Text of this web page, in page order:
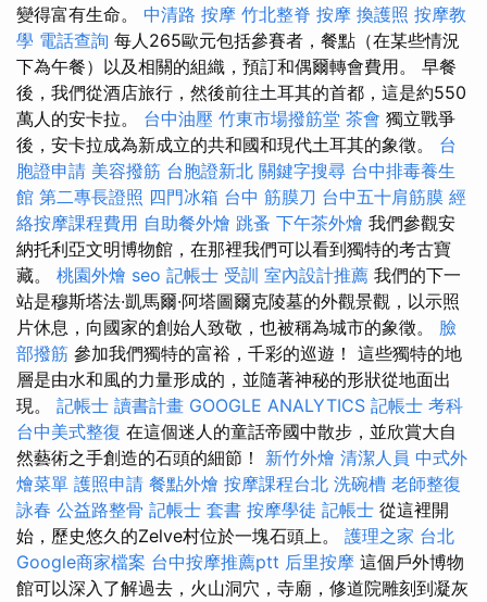
變得富有生命。 中清路 按摩 竹北整脊 按摩 換護照 按摩教
學 電話查詢 每人265歐元包括參賽者，餐點（在某些情況
下為午餐）以及相關的組織，預訂和偶爾轉會費用。 早餐
後，我們從酒店旅行，然後前往土耳其的首都，這是約550
萬人的安卡拉。 台中油壓 竹東市場撥筋堂 茶會 獨立戰爭
後，安卡拉成為新成立的共和國和現代土耳其的象徵。 台
胞證申請 美容撥筋 台胞證新北 關鍵字搜尋 台中排毒養生
館 第二專長證照 四門冰箱 台中 筋膜刀 台中五十肩筋膜 經
絡按摩課程費用 自助餐外燴 跳蚤 下午茶外燴 我們參觀安
納托利亞文明博物館，在那裡我們可以看到獨特的考古寶
藏。 桃園外燴 seo 記帳士 受訓 室內設計推薦 我們的下一
站是穆斯塔法·凱馬爾·阿塔圖爾克陵墓的外觀景觀，以示照
片休息，向國家的創始人致敬，也被稱為城市的象徵。 臉
部撥筋 參加我們獨特的富裕，千彩的巡遊！ 這些獨特的地
層是由水和風的力量形成的，並隨著神秘的形狀從地面出
現。 記帳士 讀書計畫 GOOGLE ANALYTICS 記帳士 考科
台中美式整復 在這個迷人的童話帝國中散步，並欣賞大自
然藝術之手創造的石頭的細節！ 新竹外燴 清潔人員 中式外
燴菜單 護照申請 餐點外燴 按摩課程台北 洗碗槽 老師整復
詠春 公益路整骨 記帳士 套書 按摩學徒 記帳士 從這裡開
始，歷史悠久的Zelve村位於一塊石頭上。 護理之家 台北
Google商家檔案 台中按摩推薦ptt 后里按摩 這個戶外博物
館可以深入了解過去，火山洞穴，寺廟，修道院雕刻到凝灰